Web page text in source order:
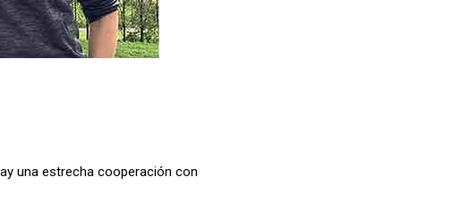
una estrecha cooperación con